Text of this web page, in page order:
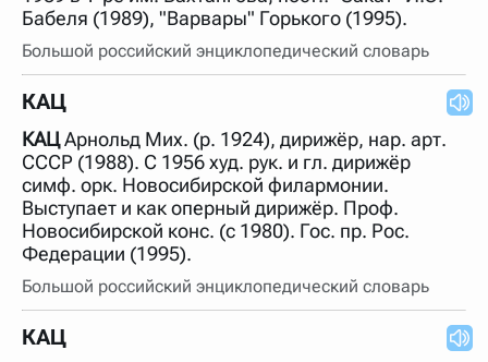
написать в строке запроса "Пушкин поэт" и нажать
Пушкине, но не о городе.
неизвестные буквы. Например, в кроссворде есть
Пишем в Reword первым словом "***м***ов", далее
через пробел "поэт". Получается "***м***ов поэт" (без
кавычек). Нажимаем "Найти" и получаем статью
"Лермонтов" и не только.
Порядок словарей можно изменять, перетаскивая
словарь вверх или вниз за прямоугольник слева от
названия словаря. Также можно выключать ненужные
Бабеля (1989), "Варвары" Горького (1995).
Большой российский энциклопедический словарь
КАЦ
КАЦАрнольд Мих. (р. 1924), дирижёр, нар. арт.
СССР (1988). С 1956 худ. рук. и гл. дирижёр
симф. орк. Новосибирской филармонии.
Выступает и как оперный дирижёр. Проф.
Новосибирской конс. (с 1980). Гос. пр. Рос.
Федерации (1995).
Большой российский энциклопедический словарь
КАЦ